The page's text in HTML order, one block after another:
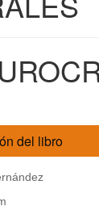
del libro